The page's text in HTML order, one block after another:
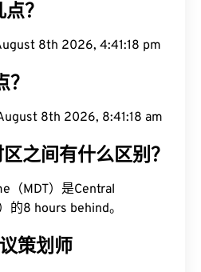
？
8th 2026, 4:41:18 pm
8th 2026, 8:41:18 am
之间有什么区别？
（MDT）是Central
的8 hours behind。
策划师